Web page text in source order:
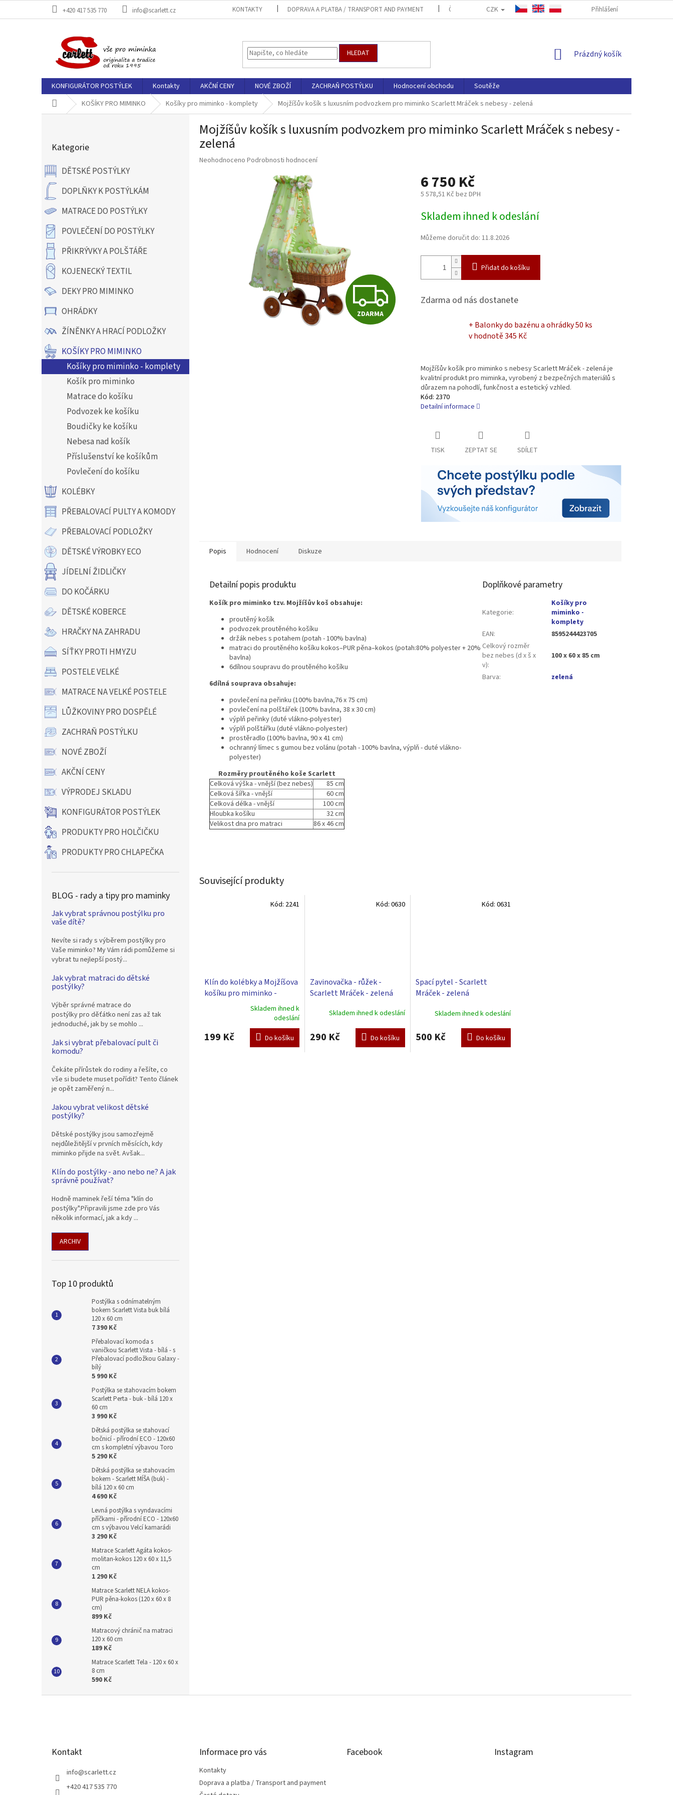
+420 417 535 770 info@scarlett.cz KONTAKTY DOPRAVA A PLATBA / TRANSPORT AND PAYMENT ČASTÉ DOTAZY FORMULÁŘ PRO ODSTOUPENÍ OD SMLOUVY
CZK Přihlášení
HLEDAT
NÁKUPNÍ
Prázdný košík
KONFIGURÁTOR POSTÝLEK Kontakty AKČNÍ CENY NOVÉ ZBOŽÍ ZACHRAŇ POSTÝLKU Hodnocení obchodu
Soutěže
Domů KOŠÍKY PRO MIMINKO Košíky pro miminko - komplety Mojžíšův košík s luxusním podvozkem pro miminko Scarlett Mráček s nebesy - zelená
a
n
p
n
kategorie
Kategorie
DĚTSKÉ POSTÝLKY
DOPLŇKY K POSTÝLKÁM
MATRACE DO POSTÝLKY
POVLEČENÍ DO POSTÝLKY
PŘIKRÝVKY A POLŠTÁŘE
KOJENECKÝ TEXTIL
DEKY PRO MIMINKO
OHRÁDKY
ŽÍNĚNKY A HRACÍ PODLOŽKY
KOŠÍKY PRO MIMINKO
Košíky pro miminko - komplety
Košík pro miminko
Matrace do košíku
Podvozek ke košíku
Boudičky ke košíku
Nebesa nad košík
Příslušenství ke košíkům
Povlečení do košíku
KOLÉBKY
PŘEBALOVACÍ PULTY A KOMODY
PŘEBALOVACÍ PODLOŽKY
DĚTSKÉ VÝROBKY ECO
JÍDELNÍ ŽIDLIČKY
DO KOČÁRKU
DĚTSKÉ KOBERCE
HRAČKY NA ZAHRADU
SÍŤKY PROTI HMYZU
POSTELE VELKÉ
MATRACE NA VELKÉ POSTELE
LŮŽKOVINY PRO DOSPĚLÉ
ZACHRAŇ POSTÝLKU
NOVÉ ZBOŽÍ
AKČNÍ CENY
VÝPRODEJ SKLADU
KONFIGURÁTOR POSTÝLEK
PRODUKTY PRO HOLČIČKU
PRODUKTY PRO CHLAPEČKA
BLOG - rady a tipy pro maminky
Jak vybrat správnou postýlku pro
vaše dítě?
Nevíte si rady s výběrem postýlky pro
Vaše miminko? My Vám rádi pomůžeme si
vybrat tu nejlepší postý...
Jak vybrat matraci do dětské
postýlky?
Výběr správné matrace do
postýlky pro děťátko není zas až tak
jednoduché, jak by se mohlo ...
Jak si vybrat přebalovací pult či
komodu?
Čekáte přírůstek do rodiny a řešíte, co
vše si budete muset pořídit? Tento článek
je opět zaměřený n...
Jakou vybrat velikost dětské
postýlky?
Dětské postýlky jsou samozřejmě
nejdůležitější v prvních měsících, kdy
miminko přijde na svět. Avšak...
Klín do postýlky - ano nebo ne? A jak
správně používat?
Hodně maminek řeší téma "klín do
postýlky".Připravili jsme zde pro Vás
několik informací, jak a kdy ...
ARCHIV
Top 10 produktů
Postýlka s odnímatelným
bokem Scarlett Vista buk bílá
120 x 60 cm
7 390 Kč
Přebalovací komoda s
vaničkou Scarlett Vista - bílá - s
Přebalovací podložkou Galaxy -
bílý
5 990 Kč
Postýlka se stahovacím bokem
Scarlett Perta - buk - bílá 120 x
60 cm
3 990 Kč
Dětská postýlka se stahovací
bočnicí - přírodní ECO - 120x60
cm s kompletní výbavou Toro
5 290 Kč
Dětská postýlka se stahovacím
bokem - Scarlett MÍŠA (buk) -
bílá 120 x 60 cm
4 690 Kč
Levná postýlka s vyndavacími
příčkami - přírodní ECO - 120x60
cm s výbavou Velcí kamarádi
3 290 Kč
Matrace Scarlett Agáta kokos-
molitan-kokos 120 x 60 x 11,5
cm
1 290 Kč
Matrace Scarlett NELA kokos-
PUR pěna-kokos (120 x 60 x 8
cm)
899 Kč
Matracový chránič na matraci
120 x 60 cm
189 Kč
Matrace Scarlett Tela - 120 x 60 x
8 cm
590 Kč
Mojžíšův košík s luxusním podvozkem pro miminko Scarlett Mráček s nebesy -
zelená
Průměrné
Neohodnoceno Podrobnosti hodnocení
Z
D
ZDARMA
6 750 Kč
5 578,51 Kč bez DPH
cena:
Skladem ihned k odeslání
Můžeme doručit do: 11.8.2026
Přidat do košíku
Zdarma od nás dostanete
+ Balonky do bazénu a ohrádky 50 ks
v hodnotě 345 Kč
Mojžíšův košík pro miminko s nebesy Scarlett Mráček - zelená je
kvalitní produkt pro miminka, vyrobený z bezpečných materiálů s
důrazem na pohodlí, funkčnost a estetický vzhled.
Kód: 2370
Detailní informace
TISK ZEPTAT SE SDÍLET
Související produkty
Klín do kolébky a Mojžíšova
košíku pro miminko -
Scarlett Blanka - bílá
produktu
je
Skladem ihned k
odeslání
199 Kč Do košíku
Kód: 2241
Zavinovačka - růžek -
Scarlett Mráček - zelená
Skladem ihned k odeslání
290 Kč Do košíku
Kód: 0630
Spací pytel - Scarlett
Mráček - zelená
Skladem ihned k odeslání
500 Kč Do košíku
Kód:0631
Popis Hodnocení Diskuze
Detailní popis produktu
Košík pro miminko tzv. Mojžíšův koš obsahuje:
proutěný košík
podvozek proutěného košíku
držák nebes s potahem (potah - 100% bavlna)
matraci do proutěného košíku kokos–PUR pěna–kokos (potah:80% polyester + 20%
bavlna)
6dílnou soupravu do proutěného košíku
6dílná souprava obsahuje:
povlečení na peřinku (100% bavlna,76 x 75 cm)
povlečení na polštářek (100% bavlna, 38 x 30 cm)
výplň peřinky (duté vlákno-polyester)
výplň polštářku (duté vlákno-polyester)
prostěradlo (100% bavlna, 90 x 41 cm)
ochranný límec s gumou bez volánu (potah - 100% bavlna, výplň - duté vlákno-
polyester)
Rozměry proutěného koše Scarlett
Celková výška - vnější (bez nebes)
85 cm
Celková šířka - vnější
60 cm
Celková délka - vnější
100 cm
Hloubka košíku
32 cm
Velikost dna pro matraci
86 x 46 cm
Doplňkové parametry
Kategorie:
Košíky pro
miminko -
komplety
EAN:
8595244423705
Celkový rozměr
bez nebes (d x š x
v):
100 x 60 x 85 cm
Barva: zelená
Kontakt
info@scarlett.cz
+420 417 535 770
Informace pro vás
Kontakty
Doprava a platba / Transport and payment
Facebook Instagram